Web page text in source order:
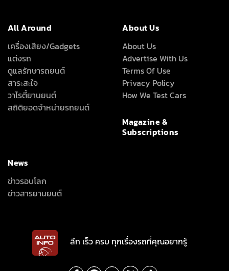
All Around
เครื่องเสียง/Gadgets
แต่งรถ
ดูแลรักษารถยนต์
สาระสะใจ
วาไรตี้ยานยนต์
สถิติยอดจำหน่ายรถยนต์
About Us
About Us
Advertise With Us
Terms Of Use
Privacy Policy
How We Test Cars
Magazine &
Subscriptions
News
ข่าวรอบโลก
ข่าวสารยานยนต์
ลึก เร็ว ครบ ทุกเรื่องรถที่คุณอยากรู้